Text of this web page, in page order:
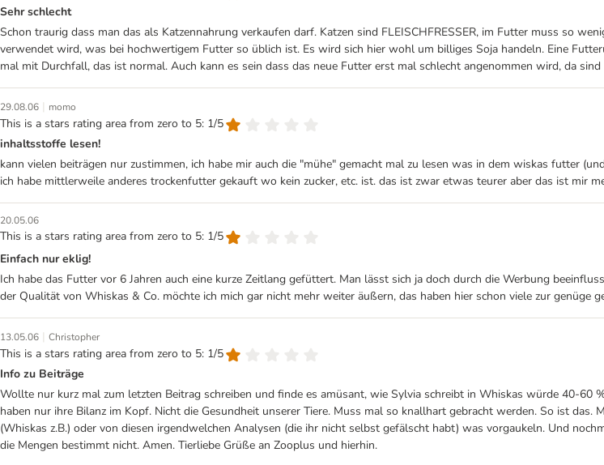
Sehr schlecht
Schon traurig dass man das als Katzennahrung verkaufen darf. Katzen sind FLEISCHFRESSER, im Futter muss so
verwendet wird, was bei hochwertigem Futter so üblich ist. Es wird sich hier wohl um billiges Soja handeln. Eine
mal mit Durchfall, das ist normal. Auch kann es sein dass das neue Futter erst mal schlecht angenommen wird, da
29.08.06 | momo
This is a stars rating area from zero to 5: 1/5
inhaltsstoffe lesen!
kann vielen beiträgen nur zustimmen, ich habe mir auch die "mühe" gemacht mal zu lesen was in dem wiskas futter
ich habe mittlerweile anderes trockenfutter gekauft wo kein zucker, etc. ist. das ist zwar etwas teurer aber das ist mir
20.05.06
This is a stars rating area from zero to 5: 1/5
Einfach nur eklig!
Ich habe das Futter vor 6 Jahren auch eine kurze Zeitlang gefüttert. Man lässt sich ja doch durch die Werbung
der Qualität von Whiskas & Co. möchte ich mich gar nicht mehr weiter äußern, das haben hier schon viele zur genüge
13.05.06 | Christopher
This is a stars rating area from zero to 5: 1/5
Info zu Beiträge
Wollte nur kurz mal zum letzten Beitrag schreiben und finde es amüsant, wie Sylvia schreibt in Whiskas würde 40-
haben nur ihre Bilanz im Kopf. Nicht die Gesundheit unserer Tiere. Muss mal so knallhart gebracht werden. So ist
(Whiskas z.B.) oder von diesen irgendwelchen Analysen (die ihr nicht selbst gefälscht habt) was vorgaukeln. Und
die Mengen bestimmt nicht. Amen. Tierliebe Grüße an Zooplus und hierhin.